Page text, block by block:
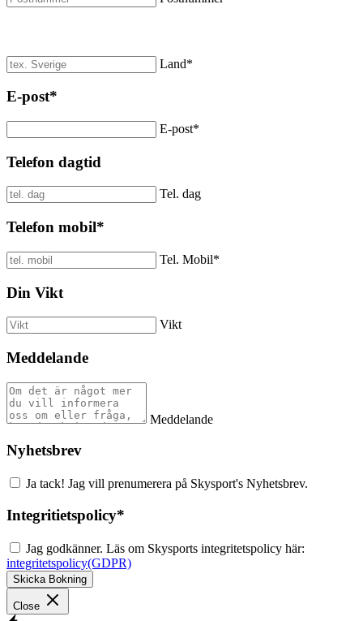
Land*
E-post*
E-post*
Telefon dagtid
Tel. dag
Telefon mobil*
Tel. Mobil*
Din Vikt
Vikt
Meddelande
Meddelande
Nyhetsbrev
Ja tack! Jag vill prenumerera på Skysport's Nyhetsbrev.
Integritietspolicy*
Jag godkänner. Läs om Skysports integritetspolicy här:
integritetspolicy(GDPR)
Skicka Bokning
Close